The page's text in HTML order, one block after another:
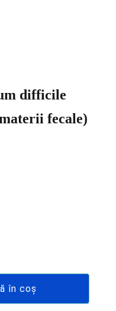
difficile
fecale)
în coș